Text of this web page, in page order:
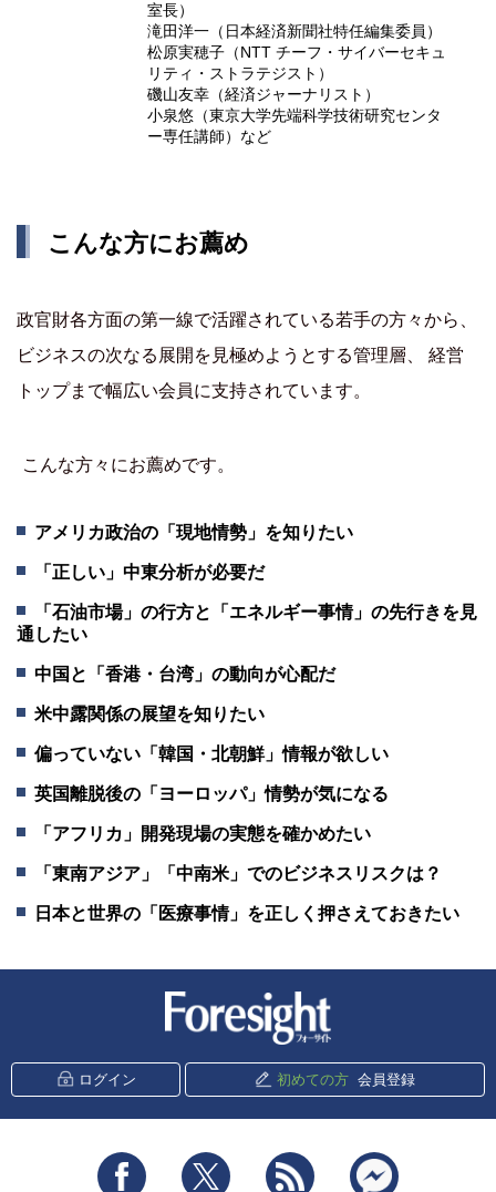
室長）
滝田洋一（日本経済新聞社特任編集委員）
松原実穂子（NTT チーフ・サイバーセキュ
リティ・ストラテジスト）
磯山友幸（経済ジャーナリスト）
小泉悠（東京大学先端科学技術研究センタ
ー専任講師）など
こんな方にお薦め
政官財各方面の第一線で活躍されている若手の方々から、
ビジネスの次なる展開を見極めようとする管理層、 経営
トップまで幅広い会員に支持されています。
こんな方々にお薦めです。
アメリカ政治の「現地情勢」を知りたい
「正しい」中東分析が必要だ
「石油市場」の行方と「エネルギー事情」の先行きを見
通したい
中国と「香港・台湾」の動向が心配だ
米中露関係の展望を知りたい
偏っていない「韓国・北朝鮮」情報が欲しい
英国離脱後の「ヨーロッパ」情勢が気になる
「アフリカ」開発現場の実態を確かめたい
「東南アジア」「中南米」でのビジネスリスクは？
日本と世界の「医療事情」を正しく押さえておきたい
ログイン 初めての方 会員登録
Facebook Twitter RSS